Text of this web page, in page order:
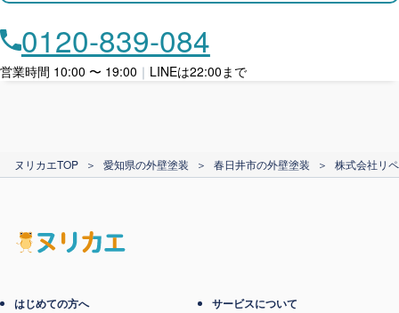
ローン利用
カード支払い
0120-839-084
営業時間 10:00 〜 19:00 ｜ LINEは22:00まで
ヌリカエTOP ＞ 愛知県の外壁塗装 ＞ 春日井市の外壁塗装 ＞ 株式会社リ
はじめての方へ
サービスについて